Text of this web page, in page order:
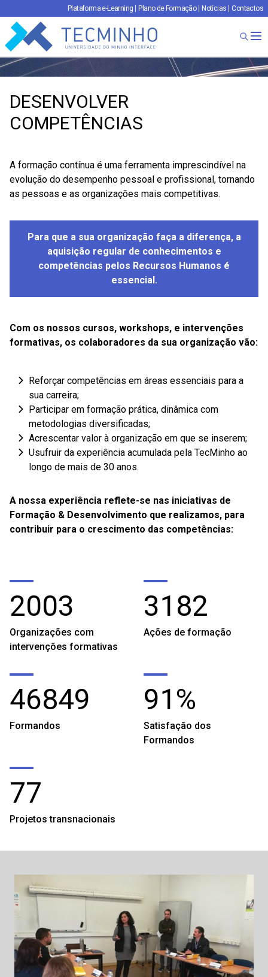
Plataforma e-Learning Plano de Formação Notícias Contactos
TECMINHO
DESENVOLVER
COMPETÊNCIAS
A formação contínua é uma ferramenta imprescindível na
evolução do desempenho pessoal e profissional, tornando
as pessoas e as organizações mais competitivas.
Para que a sua organização faça adiferença, a
aquisição regular de conhecimentos e
competências pelos Recursos Humanos é
essencial.
Com os nossos cursos, workshops, e intervenções
formativas, os colaboradores da sua organização vão:
Reforçar competências em áreas essenciais para a
sua carreira;
Participar em formação prática, dinâmica com
metodologias diversificadas;
Acrescentar valor à organização em que se inserem;
Usufruir da experiência acumulada pela TecMinho ao
longo de mais de 30 anos.
A nossa experiência reflete-se nas iniciativas de
Formação & Desenvolvimento que realizamos, para
contribuir para o crescimento das competências:
2003
Organizações com
intervenções formativas
3182
Ações de formação
46849
Formandos
91%
Satisfação dos
Formandos
77
Projetos transnacionais